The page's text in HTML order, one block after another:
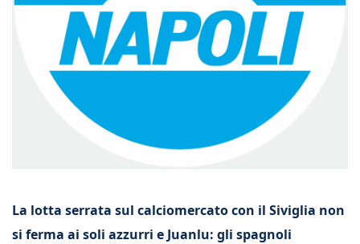
La lotta serrata sul calciomercato con il Siviglia non
si ferma ai soli azzurri e Juanlu: gli spagnoli